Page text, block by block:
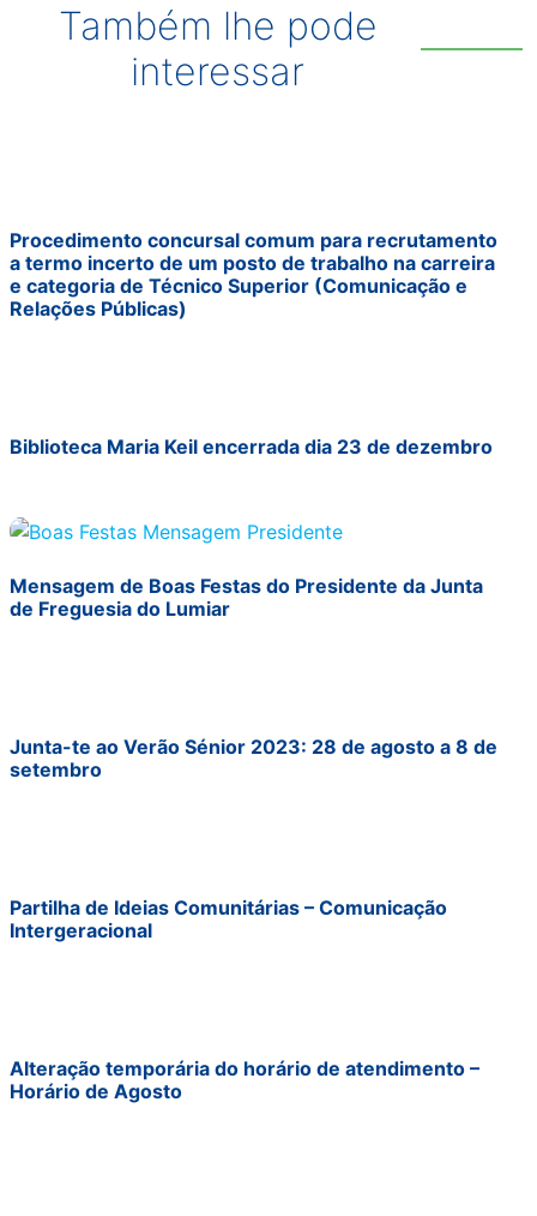
Também lhe pode
interessar
Procedimento concursal comum para recrutamento
a termo incerto de um posto de trabalho na carreira
e categoria de Técnico Superior (Comunicação e
Relações Públicas)
Biblioteca Maria Keil encerrada dia 23 de dezembro
Mensagem de Boas Festas do Presidente da Junta
de Freguesia do Lumiar
Junta-te ao Verão Sénior 2023: 28 de agosto a 8 de
setembro
Partilha de Ideias Comunitárias – Comunicação
Intergeracional
Alteração temporária do horário de atendimento –
Horário de Agosto